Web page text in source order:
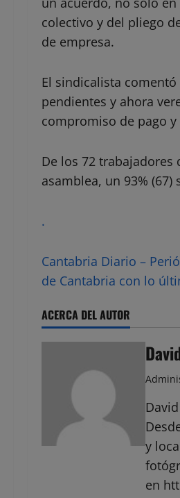
colectivo y del pliego
de empresa.
El sindicalista
pendientes y ahora
compromiso de pago
De los 72
asamblea, un 93%
.
Cantabria Diario –
de Cantabria con lo
ACERCA DEL AUTOR
y
en